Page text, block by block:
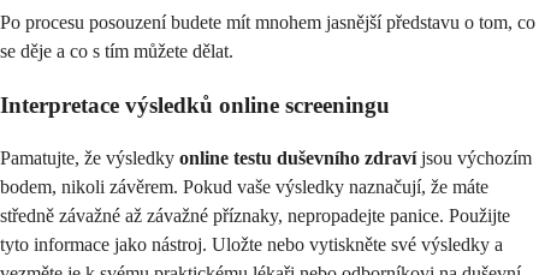
Po procesu posouzení budete mít mnohem jasnější představu o tom, co
se děje a co s tím můžete dělat.
Interpretace výsledků online screeningu
Pamatujte, že výsledky online testu duševního zdravíjsou výchozím
bodem, nikoli závěrem. Pokud vaše výsledky naznačují, že máte
středně závažné až závažné příznaky, nepropadejte panice. Použijte
tyto informace jako nástroj. Uložte nebo vytiskněte své výsledky a